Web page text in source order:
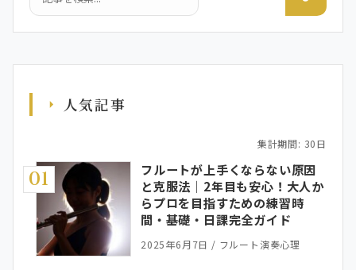
人気記事
集計期間: 30日
01
フルートが上手くならない原因
と克服法｜2年目も安心！大人か
らプロを目指すための練習時
間・基礎・日課完全ガイド
2025年6月7日 / フルート演奏心理